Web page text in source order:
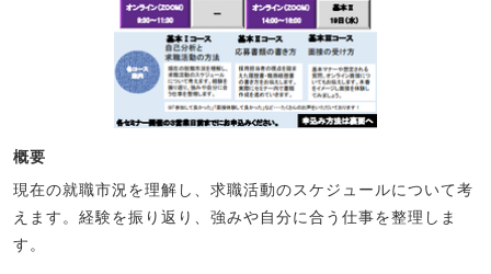
概要
現在の就職市況を理解し、求職活動のスケジュールについて考
えます。経験を振り返り、強みや自分に合う仕事を整理しま
す。